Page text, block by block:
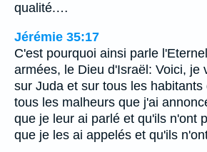
qualité.…
Jérémie 35:17
C'est pourquoi ainsi parle
armées, le Dieu d'Israël: Voici, je
sur Juda et sur tous les habitants
tous les malheurs que j'ai
que je leur ai parlé et qu'ils n'ont
que je les ai appelés et qu'ils